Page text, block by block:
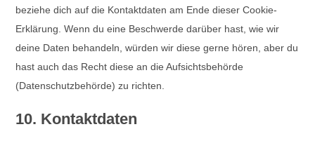
beziehe dich auf die Kontaktdaten am Ende dieser Cookie-
Erklärung. Wenn du eine Beschwerde darüber hast, wie wir
deine Daten behandeln, würden wir diese gerne hören, aber du
hast auch das Recht diese an die Aufsichtsbehörde
(Datenschutzbehörde) zu richten.
10. Kontaktdaten